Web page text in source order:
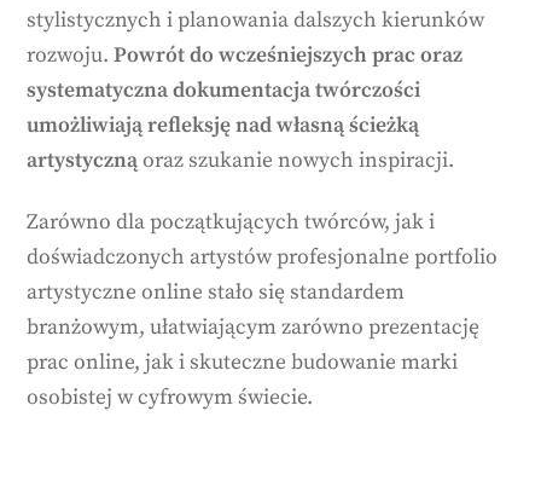
stylistycznych i planowania dalszych kierunków
rozwoju.Powrót do wcześniejszych prac oraz
systematyczna dokumentacja twórczości
umożliwiają refleksję nad własną ścieżką
artystycznąoraz szukanie nowych inspiracji.
Zarówno dla początkujących twórców, jak i
doświadczonych artystów profesjonalne portfolio
artystyczne online stało się standardem
branżowym, ułatwiającym zarówno prezentację
prac online, jak i skuteczne budowanie marki
osobistej w cyfrowym świecie.